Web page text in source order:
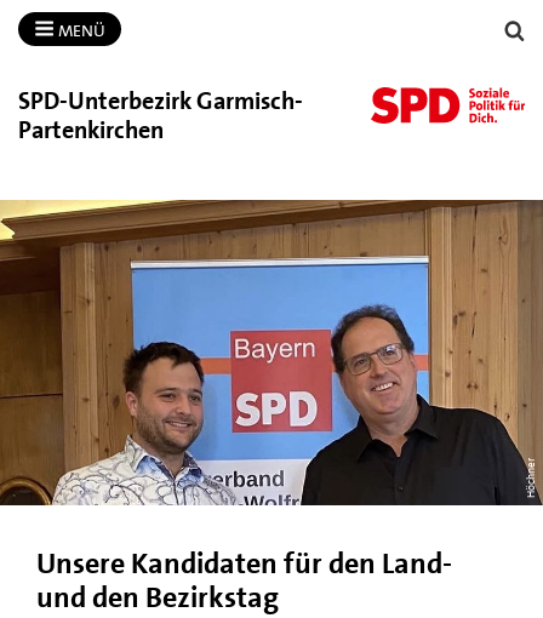
MENÜ
SPD-​Unterbezirk Garmisch-​
Partenkirchen
Höchner
Unsere Kandidaten für den Land-
und den Bezirkstag